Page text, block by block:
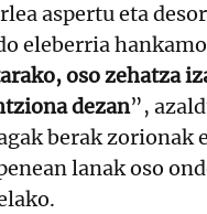
aspertu eta
eleberria
oso zehatza
dezan”,
berak zorionak
lanak oso